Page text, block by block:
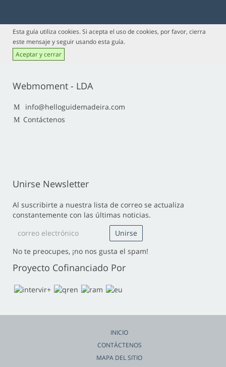
Esta guía utiliza cookies. Si acepta el uso de cookies, por favor, cierra
este mensaje y seguir usando esta guía.
Aceptar y cerrar
Webmoment - LDA
info@helloguidemadeira.com
Contáctenos
Unirse Newsletter
Al suscribirte a nuestra lista de correo se actualiza
constantemente con las últimas noticias.
No te preocupes, ¡no nos gusta el spam!
Proyecto Cofinanciado Por
INICIO
CONTÁCTENOS
MAPA DEL SITIO